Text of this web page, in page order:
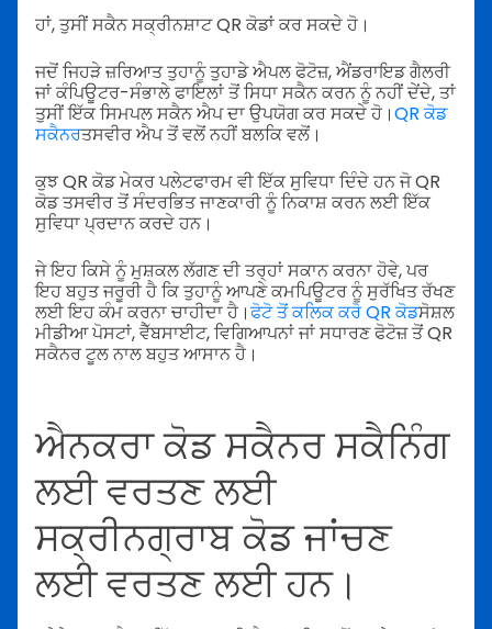
ਹਾਂ, ਤੁਸੀਂ ਸਕੈਨ ਸਕ੍ਰੀਨਸ਼ਾਟ QR ਕੋਡਾਂ ਕਰ ਸਕਦੇ ਹੋ।
ਜਦੋਂ ਜਿਹੜੇ ਜ਼ਰਿਆਤ ਤੁਹਾਨੂੰ ਤੁਹਾਡੇ ਐਪਲ ਫੋਟੋਜ਼, ਐਂਡਰਾਇਡ ਗੈਲਰੀ
ਜਾਂ ਕੰਪਿਊਟਰ-ਸੰਭਾਲੇ ਫਾਇਲਾਂ ਤੋਂ ਸਿਧਾ ਸਕੈਨ ਕਰਨ ਨੂੰ ਨਹੀਂ ਦੇਂਦੇ, ਤਾਂ
ਤੁਸੀਂ ਇੱਕ ਸਿਮਪਲ ਸਕੈਨ ਐਪ ਦਾ ਉਪਯੋਗ ਕਰ ਸਕਦੇ ਹੋ।QR ਕੋਡ
ਸਕੈਨਰਤਸਵੀਰ ਐਪ ਤੋਂ ਵਲੋਂ ਨਹੀਂ ਬਲਕਿ ਵਲੋਂ।
ਕੁਝ QR ਕੋਡ ਮੇਕਰ ਪਲੇਟਫਾਰਮ ਵੀ ਇੱਕ ਸੁਵਿਧਾ ਦਿੰਦੇ ਹਨ ਜੋ QR
ਕੋਡ ਤਸਵੀਰ ਤੋਂ ਸੰਦਰਭਿਤ ਜਾਣਕਾਰੀ ਨੂੰ ਨਿਕਾਸ਼ ਕਰਨ ਲਈ ਇੱਕ
ਸੁਵਿਧਾ ਪ੍ਰਦਾਨ ਕਰਦੇ ਹਨ।
ਜੇ ਇਹ ਕਿਸੇ ਨੂੰ ਮੁਸ਼ਕਲ ਲੱਗਣ ਦੀ ਤਰ੍ਹਾਂ ਸਕਾਨ ਕਰਨਾ ਹੋਵੇ, ਪਰ
ਇਹ ਬਹੁਤ ਜਰੂਰੀ ਹੈ ਕਿ ਤੁਹਾਨੂੰ ਆਪਣੇ ਕਮਪਿਊਟਰ ਨੂੰ ਸੁਰੱਖਿਤ ਰੱਖਣ
ਲਈ ਇਹ ਕੰਮ ਕਰਨਾ ਚਾਹੀਦਾ ਹੈ।ਫੋਟੋ ਤੋਂ ਕਲਿਕ ਕਰੋ QR ਕੋਡਸੋਸ਼ਲ
ਮੀਡੀਆ ਪੋਸਟਾਂ, ਵੈੱਬਸਾਈਟ, ਵਿਗਿਆਪਨਾਂ ਜਾਂ ਸਧਾਰਣ ਫੋਟੋਜ਼ ਤੋਂ QR
ਸਕੈਨਰ ਟੂਲ ਨਾਲ ਬਹੁਤ ਆਸਾਨ ਹੈ।
ਐਨਕਰਾ ਕੋਡ ਸਕੈਨਰ ਸਕੈਨਿੰਗ
ਲਈ ਵਰਤਣ ਲਈ
ਸਕ੍ਰੀਨਗ੍ਰਾਬ ਕੋਡ ਜਾਂਚਣ
ਲਈ ਵਰਤਣ ਲਈ ਹਨ।